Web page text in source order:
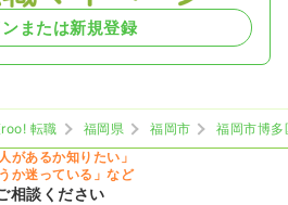
または新規登録
転職 福岡県 福岡市
福岡市博多
があるか知りたい」
か迷っている」など
相談ください